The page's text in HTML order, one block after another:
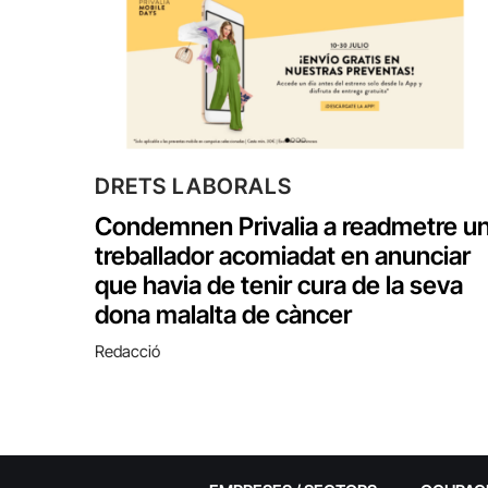
DRETS LABORALS
Condemnen Privalia a readmetre
treballador acomiadat en anunciar
que havia de tenir cura de la seva
dona malalta de càncer
Redacció